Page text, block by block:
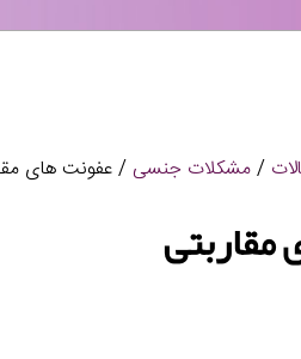
/ مشکلات جنسی / عفونت های